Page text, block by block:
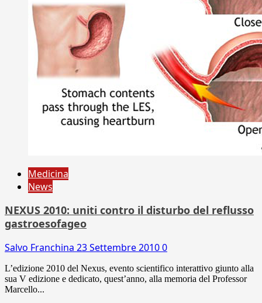
Medicina
News
NEXUS 2010: uniti contro il disturbo del reflusso
gastroesofageo
Salvo Franchina 23 Settembre 20100
L’edizione 2010 del Nexus, evento scientifico interattivo giunto alla
sua V edizione e dedicato, quest’anno, alla memoria del Professor
Marcello...